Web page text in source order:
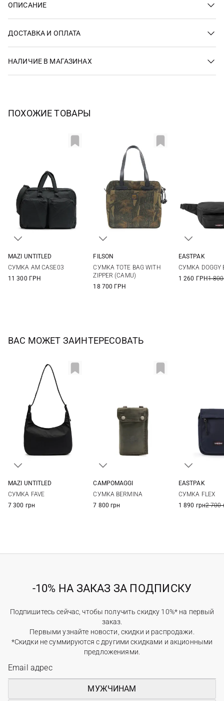
ОПИСАНИЕ
ДОСТАВКА И ОПЛАТА
НАЛИЧИЕ В МАГАЗИНАХ
ПОХОЖИЕ ТОВАРЫ
MAZI UNTITLED
СУМКА AM CASE03
11 300 ГРН
FILSON
СУМКА TOTE BAG WITH
ZIPPER (CAMU)
18 700 ГРН
EASTPAK
СУМКА DOGGY
1 260 ГРН1
ВАС МОЖЕТ ЗАИНТЕРЕСОВАТЬ
MAZI UNTITLED
СУМКА FAVE
7 300 грн
CAMPOMAGGI
СУМКА BERMINA
7 800 грн
EASTPAK
СУМКА FLEX
1 890 грн2 700
-10% НА ЗАКАЗ ЗА ПОДПИСКУ
Подпишитесь сейчас, чтобы получить скидку 10%* на первый
заказ.
Первыми узнайте новости, скидки и распродажи.
*Скидки не суммируются с другими скидками и акционными
предложениями.
МУЖЧИНАМ